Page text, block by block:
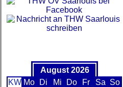
August 2026
KW Mo Di Mi Do Fr Sa So